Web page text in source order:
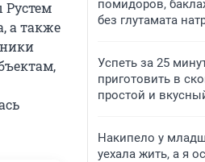
а также
помидоров,
без глутамата
Успеть за 25
приготовить в
простой и
Накипело у
уехала жить, а я